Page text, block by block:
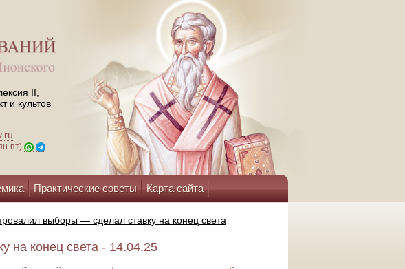
II,
и культов
пт)
Практические советы Карта сайта
выборы — сделал ставку на конец света
на конец света - 14.04.25